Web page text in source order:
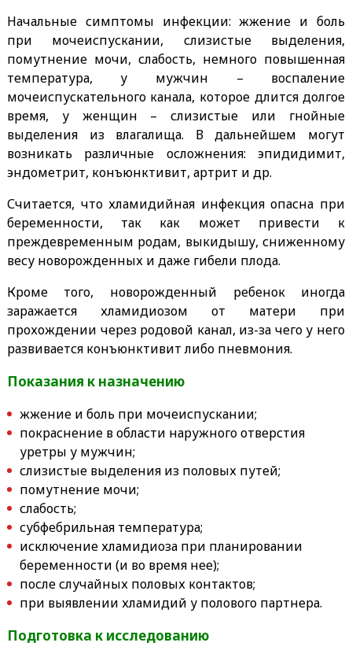
Начальные симптомы инфекции: жжение и боль
при мочеиспускании, слизистые выделения,
помутнение мочи, слабость, немного повышенная
температура, у мужчин – воспаление
мочеиспускательного канала, которое длится долгое
время, у женщин – слизистые или гнойные
выделения из влагалища. В дальнейшем могут
возникать различные осложнения: эпидидимит,
эндометрит, конъюнктивит, артрит и др.
Считается, что хламидийная инфекция опасна при
беременности, так как может привести к
преждевременным родам, выкидышу, сниженному
весу новорожденных и даже гибели плода.
Кроме того, новорожденный ребенок иногда
заражается хламидиозом от матери при
прохождении через родовой канал, из-за чего у него
развивается конъюнктивит либо пневмония.
Показания к назначению
жжение и боль при мочеиспускании;
покраснение в области наружного отверстия
уретры у мужчин;
слизистые выделения из половых путей;
помутнение мочи;
слабость;
субфебрильная температура;
исключение хламидиоза при планировании
беременности (и во время нее);
после случайных половых контактов;
при выявлении хламидий у полового партнера.
Подготовка к исследованию